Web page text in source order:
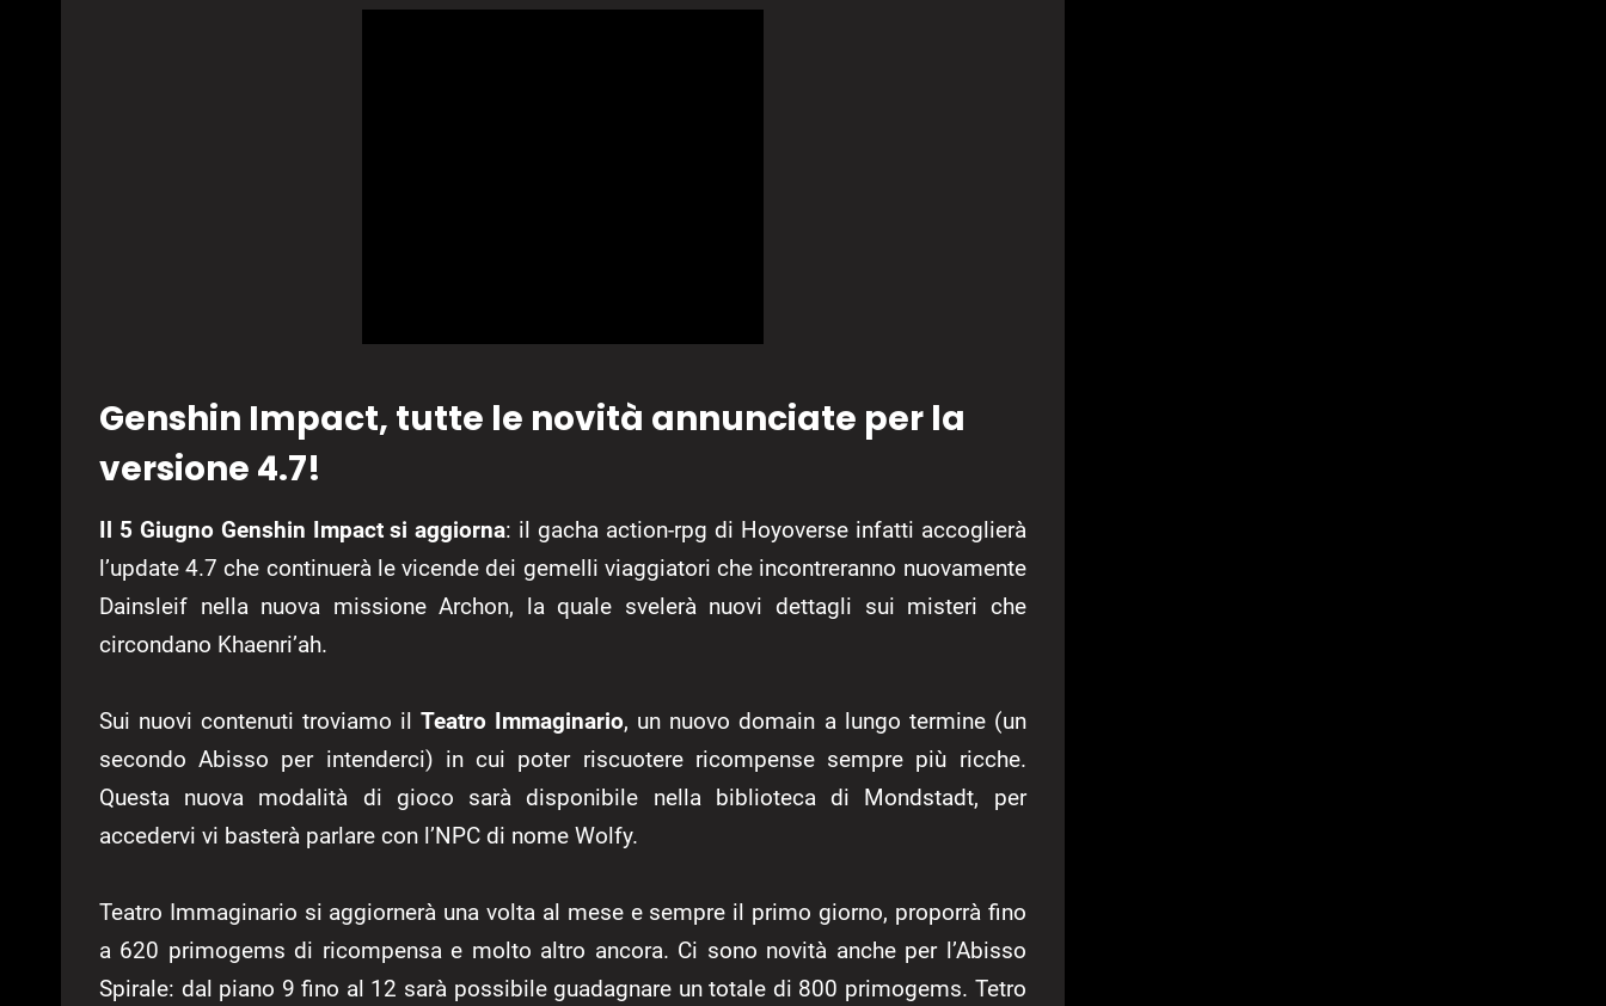
Genshin Impact, tutte le novità annunciate per la
versione 4.7!
Il 5 Giugno Genshin Impact si aggiorna: il gacha action-rpg di Hoyoverse infatti accoglierà
l’update 4.7 che continuerà le vicende dei gemelli viaggiatori che incontreranno nuovamente
Dainsleif nella nuova missione Archon, la quale svelerà nuovi dettagli sui misteri che
circondano Khaenri’ah.
Sui nuovi contenuti troviamo ilTeatro Immaginario, un nuovo domain a lungo termine (un
secondo Abisso per intenderci) in cui poter riscuotere ricompense sempre più ricche.
Questa nuova modalità di gioco sarà disponibile nella biblioteca di Mondstadt, per
accedervi vi basterà parlare con l’NPC di nome Wolfy.
Teatro Immaginario si aggiornerà una volta al mese e sempre il primo giorno, proporrà fino
a 620 primogems di ricompensa e molto altro ancora. Ci sono novità anche per l’Abisso
Spirale: dal piano 9 fino al 12 sarà possibile guadagnare un totale di 800 primogems. Tetro